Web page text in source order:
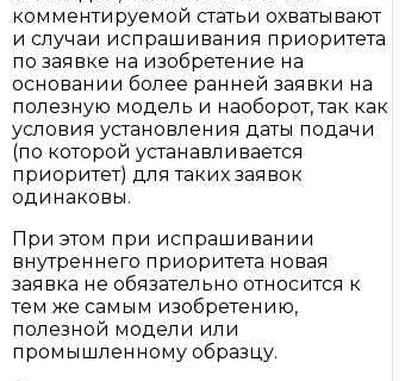
комментируемой статьи охватывают
и случаи испрашивания приоритета
по заявке на изобретение на
основании более ранней заявки на
полезную модель и наоборот, так как
условия установления даты подачи
(по которой устанавливается
приоритет) для таких заявок
одинаковы.
При этом при испрашивании
внутреннего приоритета новая
заявка не обязательно относится к
тем же самым изобретению,
полезной модели или
промышленному образцу.